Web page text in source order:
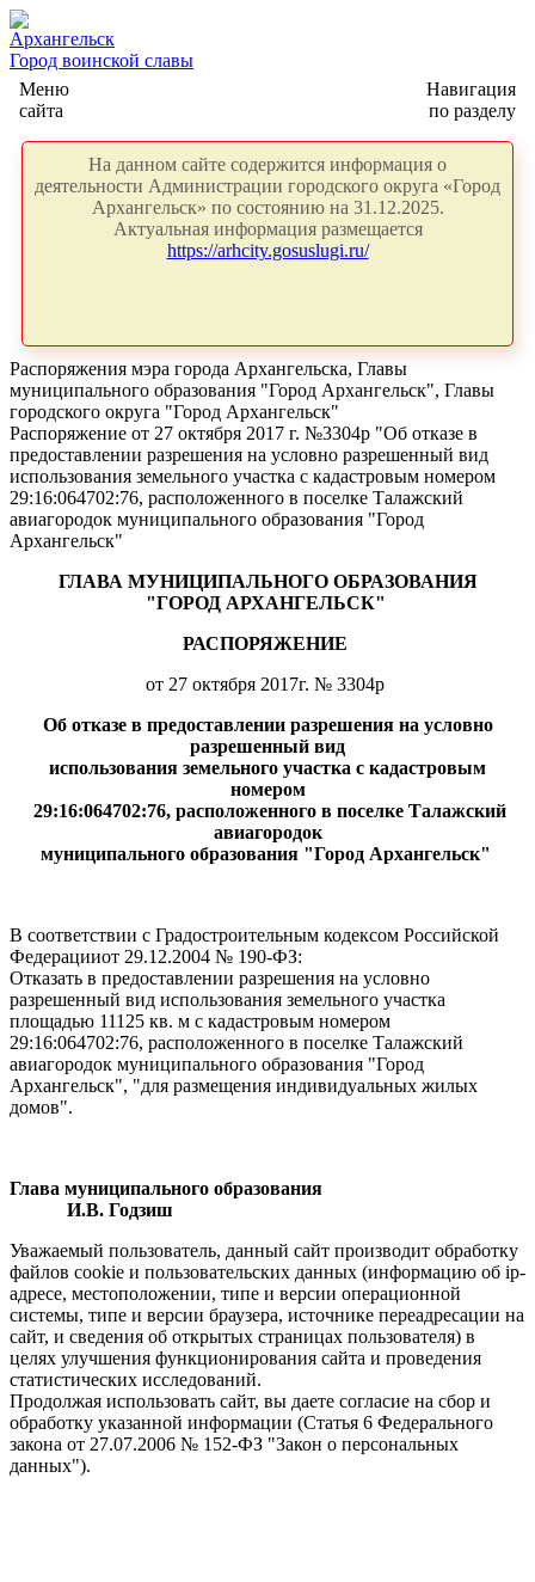
Архангельск
Город воинской славы
Меню
сайта
Навигация
по разделу
На данном сайте содержится информация о
деятельности Администрации городского округа «Город
Архангельск» по состоянию на 31.12.2025.
Актуальная информация размещается
https://arhcity.gosuslugi.ru/
Распоряжения мэра города Архангельска, Главы
муниципального образования "Город Архангельск", Главы
городского округа "Город Архангельск"
Распоряжение от 27 октября 2017 г. №3304р "Об отказе в
предоставлении разрешения на условно разрешенный вид
использования земельного участка с кадастровым номером
29:16:064702:76, расположенного в поселке Талажский
авиагородок муниципального образования "Город
Архангельск"
ГЛАВА МУНИЦИПАЛЬНОГО ОБРАЗОВАНИЯ
"ГОРОД АРХАНГЕЛЬСК"
РАСПОРЯЖЕНИЕ
от 27 октября 2017г. № 3304р
Об отказе в предоставлении разрешения на условно
разрешенный вид
использования земельного участка с кадастровым
номером
29:16:064702:76, расположенного в поселке Талажский
авиагородок
муниципального образования "Город Архангельск"
В соответствии с Градостроительным кодексом Российской
Федерацииот 29.12.2004 № 190-ФЗ:
Отказать в предоставлении разрешения на условно
разрешенный вид использования земельного участка
площадью 11125 кв. м с кадастровым номером
29:16:064702:76, расположенного в поселке Талажский
авиагородок муниципального образования "Город
Архангельск", "для размещения индивидуальных жилых
домов".
Глава муниципального образования
И.В. Годзиш
Уважаемый пользователь, данный сайт производит обработку
файлов cookie и пользовательских данных (информацию об ip-
адресе, местоположении, типе и версии операционной
системы, типе и версии браузера, источнике переадресации на
сайт, и сведения об открытых страницах пользователя) в
целях улучшения функционирования сайта и проведения
статистических исследований.
Продолжая использовать сайт, вы даете согласие на сбор и
обработку указанной информации (Статья 6 Федерального
закона от 27.07.2006 № 152-ФЗ "Закон о персональных
данных").